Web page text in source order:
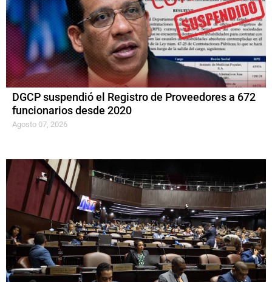
DGCP suspendió el Registro de Proveedores a 672
funcionarios desde 2020
Agosto 07, 2026